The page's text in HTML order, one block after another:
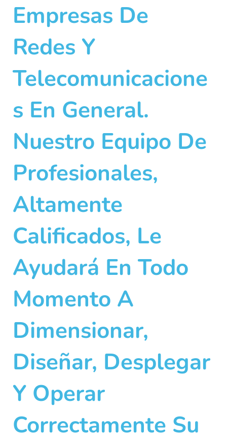
Empresas De
Redes Y
Telecomunicacione
S En General.
Nuestro Equipo De
Profesionales,
Altamente
Calificados, Le
Ayudará En Todo
Momento A
Dimensionar,
Diseñar, Desplegar
Y Operar
Correctamente Su